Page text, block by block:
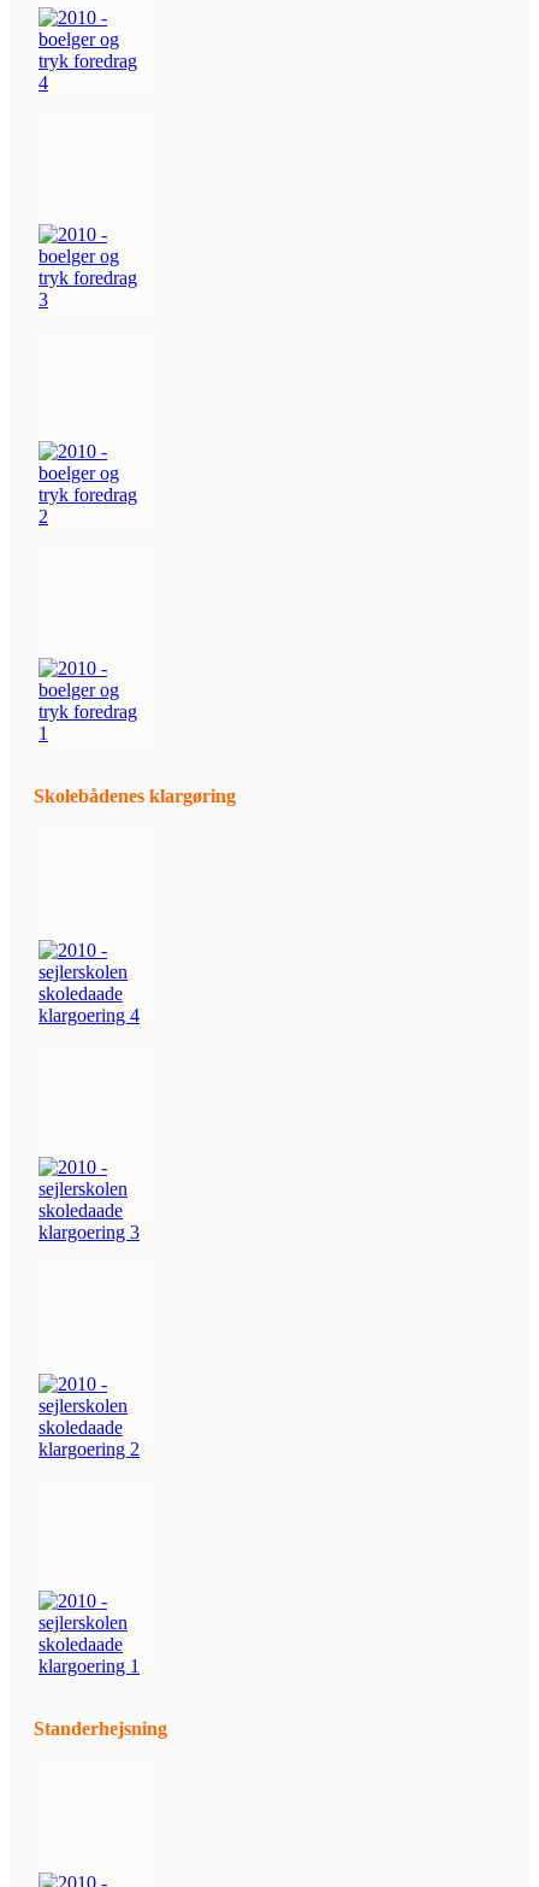
Skolebådenes klargøring
Standerhejsning